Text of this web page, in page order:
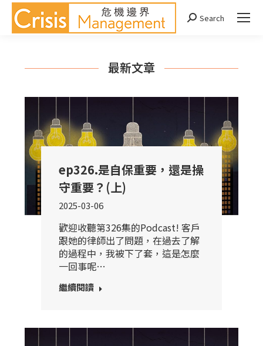
Search:
Search
最新文章
ep326.是自保重要，還是操
守重要？(上)
2025-03-06
歡迎收聽第326集的Podcast! 客戶
跟她的律師出了問題，在過去了解
的過程中，我被下了套，這是怎麼
一回事呢…
繼續閱讀